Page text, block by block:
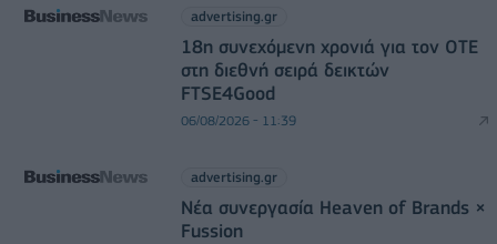
advertising.gr
18η συνεχόμενη χρονιά για τον ΟΤΕ
στη διεθνή σειρά δεικτών
FTSE4Good
06/08/2026 - 11:39
advertising.gr
Νέα συνεργασία Heaven of Brands ×
Fussion